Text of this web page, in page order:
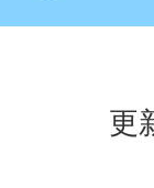
更